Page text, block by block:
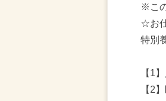
※こ
☆お
特別
【1
【2